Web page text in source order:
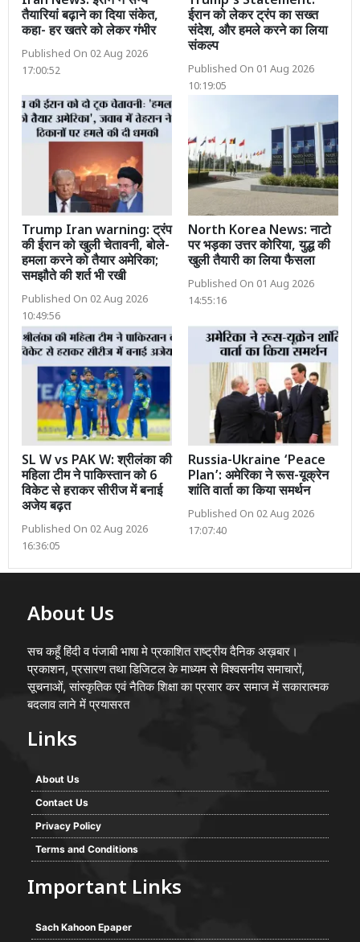
तैयारियां बढ़ाने का दिया संकेत,
कहा- हर खतरे को लेकर गंभीर
Published On 02 Aug 2026
17:00:52
ईरान को लेकर ट्रंप का सख्त
संदेश, और हमले करने का लिया
संकल्प
Published On 01 Aug 2026
10:19:05
Trump Iran warning: ट्रंप
की ईरान को खुली चेतावनी, बोले-
हमला करने को तैयार अमेरिका;
समझौते की शर्त भी रखी
Published On 02 Aug 2026
10:49:56
North Korea News: नाटो
पर भड़का उत्तर कोरिया, युद्ध की
खुली तैयारी का लिया फैसला
Published On 01 Aug 2026
14:55:16
SL W vs PAK W: श्रीलंका की
महिला टीम ने पाकिस्तान को 6
विकेट से हराकर सीरीज में बनाई
अजेय बढ़त
Published On 02 Aug 2026
16:36:05
Russia-Ukraine ‘Peace
Plan’: अमेरिका ने रूस-यूक्रेन
शांति वार्ता का किया समर्थन
Published On 02 Aug 2026
17:07:40
About Us
सच कहूँ हिंदी व पंजाबी भाषा मे प्रकाशित राष्ट्रीय दैनिक अख़बार।
प्रकाशन, प्रसारण तथा डिजिटल के माध्यम से विश्वसनीय समाचारों,
सूचनाओं, सांस्कृतिक एवं नैतिक शिक्षा का प्रसार कर समाज में सकारात्मक
बदलाव लाने में प्रयासरत
Links
About Us
Contact Us
Privacy Policy
Terms and Conditions
Important Links
Sach Kahoon Epaper